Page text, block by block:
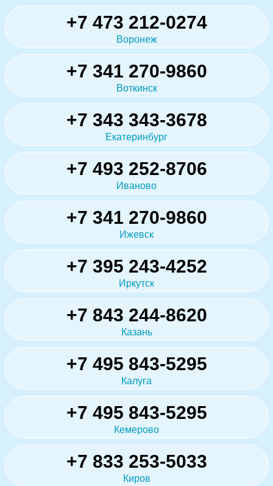
+7 473 212-0274
Воронеж
+7 341 270-9860
Воткинск
+7 343 343-3678
Екатеринбург
+7 493 252-8706
Иваново
+7 341 270-9860
Ижевск
+7 395 243-4252
Иркутск
+7 843 244-8620
Казань
+7 495 843-5295
Калуга
+7 495 843-5295
Кемерово
+7 833 253-5033
Киров